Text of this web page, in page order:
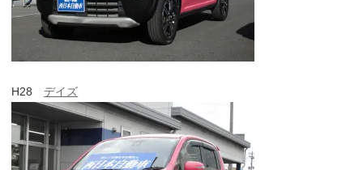
H28デイズ